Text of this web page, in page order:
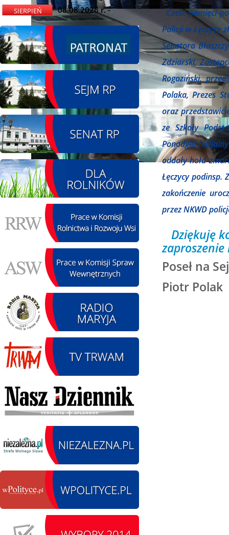
SIERPIEŃ
08
08.08.2026 r. -
Dożynki i
SIERPIEŃ
08
08.08.2026 r. - Piknik
integracyjny. Krępa
60 u Sołtysa
SIERPIEŃ
09
09.08.2026 r. -
Jubileusz OSP. Żerniki
czytaj więcej
SIERPIEŃ
12
12.08.2026 r. -
Oddanie drogi.
Kiełbasy
czytaj więcej
SIERPIEŃ
14
Kiernozkiego Dzika.
czytaj więcej
15
Wojska Polskiego.
Łódź
czytaj więcej
15.08.2026
Cześć pamięci
Policji w Łęczycy
Senatora
Zdziarski,
Rogoziński,
Polaka, Prezes
oraz
ze Szkoły
oddały hołd
Łęczycy podinsp.
zakończenie
przez NKWD
Dziękuję
Poseł na
Piotr Polak